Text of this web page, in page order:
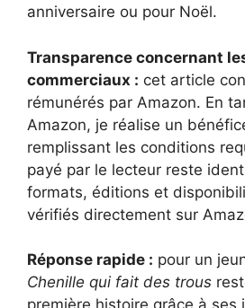
anniversaire ou pour Noël.
Transparence concernant
commerciaux : cet article
rémunérés par Amazon. En
Amazon, je réalise un
remplissant les conditions
payé par le lecteur reste
formats, éditions et
vérifiés directement sur
Réponse rapide : pour un
Chenille qui fait des trous